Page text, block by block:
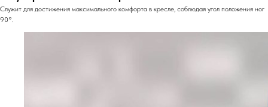
Служит для достижения максимального комфорта в кресле, соблюдая угол положения ног
90°.